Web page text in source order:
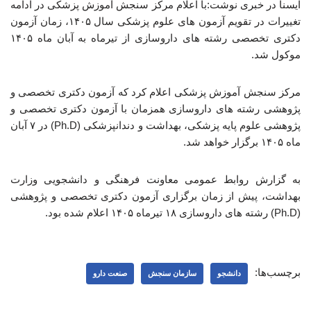
ایسنا در خبری نوشت:با اعلام مرکز سنجش آموزش پزشکی در ادامه
تغییرات در تقویم آزمون های علوم پزشکی سال ۱۴۰۵، زمان آزمون
دکتری تخصصی رشته های داروسازی از تیرماه به آبان ماه ۱۴۰۵
موکول شد.
مرکز سنجش آموزش پزشکی اعلام کرد که آزمون دکتری تخصصی و
پژوهشی رشته های داروسازی همزمان با آزمون دکتری تخصصی و
پژوهشی علوم پایه پزشکی، بهداشت و دندانپزشکی (Ph.D) در ۷ آبان
ماه ۱۴۰۵ برگزار خواهد شد.
به گزارش روابط عمومی معاونت فرهنگی و دانشجویی وزارت
بهداشت، پیش از زمان برگزاری آزمون دکتری تخصصی و پژوهشی
(Ph.D) رشته های داروسازی ۱۸ تیرماه ۱۴۰۵ اعلام شده بود.
برچسب‌ها: دانشجو سازمان سنجش صنعت دارو